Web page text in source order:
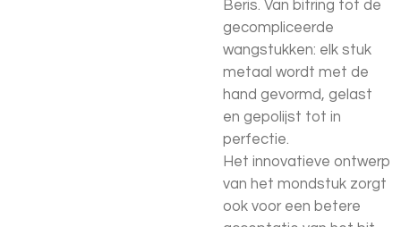
Beris. Van bitring tot de
gecompliceerde
wangstukken: elk stuk
metaal wordt met de
hand gevormd, gelast
en gepolijst tot in
perfectie.
Het innovatieve ontwerp
van het mondstuk zorgt
ook voor een betere